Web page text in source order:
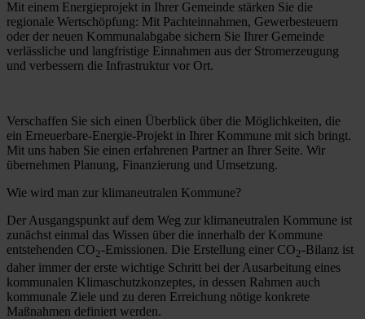
Mit einem Energieprojekt in Ihrer Gemeinde stärken Sie die
regionale Wertschöpfung: Mit Pachteinnahmen, Gewerbesteuern
oder der neuen Kommunalabgabe sichern Sie Ihrer Gemeinde
verlässliche und langfristige Einnahmen aus der Stromerzeugung
und verbessern die Infrastruktur vor Ort.
Verschaffen Sie sich einen Überblick über die Möglichkeiten, die
ein Erneuerbare-Energie-Projekt in Ihrer Kommune mit sich bringt.
Mit uns haben Sie einen erfahrenen Partner an Ihrer Seite. Wir
übernehmen Planung, Finanzierung und Umsetzung.
Wie wird man zur klimaneutralen Kommune?
Der Ausgangspunkt auf dem Weg zur klimaneutralen Kommune ist
zunächst einmal das Wissen über die innerhalb der Kommune
entstehenden CO2-Emissionen. Die Erstellung einer CO2-Bilanz ist
daher immer der erste wichtige Schritt bei der Ausarbeitung eines
kommunalen Klimaschutzkonzeptes, in dessen Rahmen auch
kommunale Ziele und zu deren Erreichung nötige konkrete
Maßnahmen definiert werden.